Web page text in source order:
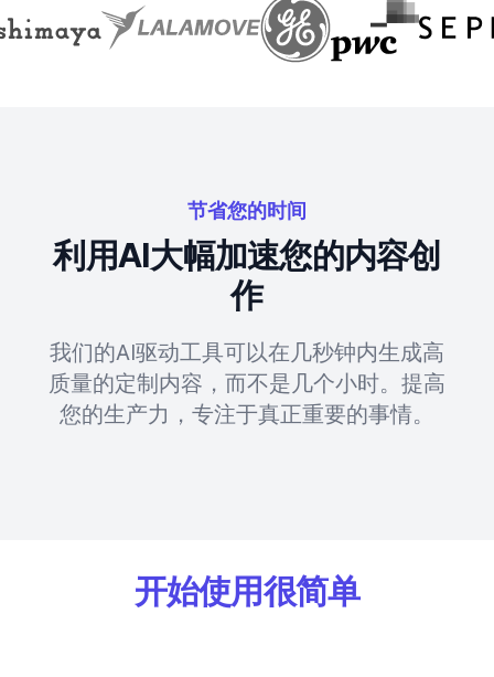
节省您的时间
利用AI大幅加速您的内容创
作
我们的AI驱动工具可以在几秒钟内生成高
质量的定制内容，而不是几个小时。提高
您的生产力，专注于真正重要的事情。
开始使用很简单